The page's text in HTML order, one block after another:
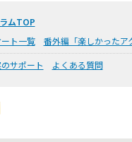
ムTOP
ト一覧
番外編「楽しかったア
サポート よくある質問